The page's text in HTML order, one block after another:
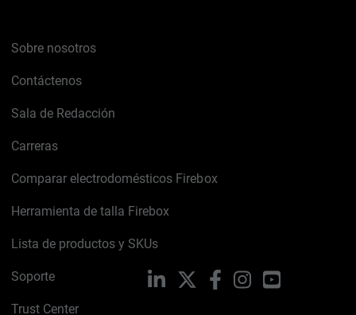
Sobre nosotros
Contáctenos
Sala de Redacción
Carreras
Comparar electrodomésticos Firebox
Herramienta de talla Firebox
Lista de productos y SKUs
Soporte
Trust Center
LinkedIn FacebookInstagramYouTube